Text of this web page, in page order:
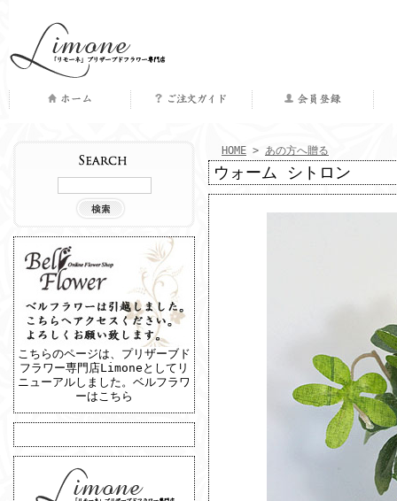
こちらのページは、プリザーブド
フラワー専門店Limoneとしてリ
ニューアルしました。 ベルフラワ
ーはこちら
HOME > あの方へ贈る
ウォーム シトロン